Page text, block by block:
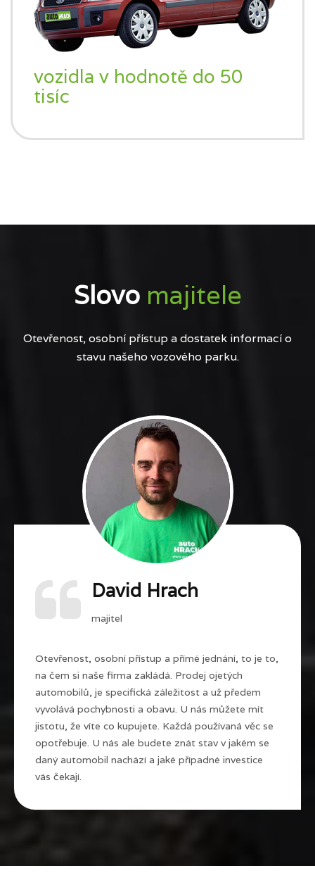
vozidla v hodnotě do 50
tisíc
Slovo majitele
Otevřenost, osobní přístup a dostatek informací o
stavu našeho vozového parku.
David Hrach
majitel
Otevřenost, osobní přístup a přímé jednání, to je to,
na čem si naše firma zakládá. Prodej ojetých
automobilů, je specifická záležitost a už předem
vyvolává pochybnosti a obavu. U nás můžete mít
jistotu, že víte co kupujete. Každá používaná věc se
opotřebuje. U nás ale budete znát stav v jakém se
daný automobil nachází a jaké případné investice
vás čekají.